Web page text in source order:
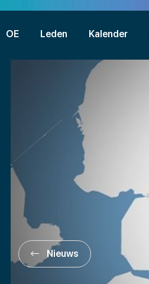
OE Leden Kalender
Nieuws